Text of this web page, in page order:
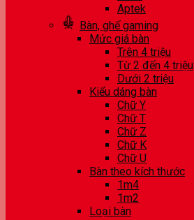
Aptek
Bàn, ghế gaming
Mức giá bàn
Trên 4 triệu
Từ 2 đến 4 triệu
Dưới 2 triệu
Kiểu dáng bàn
Chữ Y
Chữ T
Chữ Z
Chữ K
Chữ U
Bàn theo kích thước
1m4
1m2
Loại bàn